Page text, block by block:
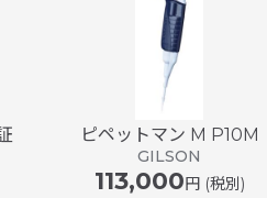
ピペットマン M P10M
GILSON
113,000円 (税別)